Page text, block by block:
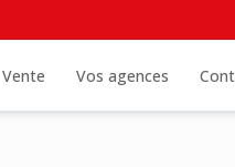
Vente Vos agences